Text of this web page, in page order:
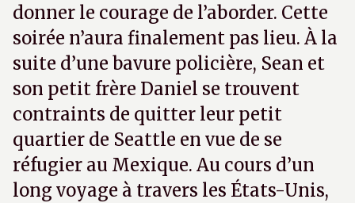
donner le courage de l’aborder. Cette
soirée n’aura finalement pas lieu. À la
suite d’une bavure policière, Sean et
son petit frère Daniel se trouvent
contraints de quitter leur petit
quartier de Seattle en vue de se
réfugier au Mexique. Au cours d’un
long voyage à travers les États-Unis,